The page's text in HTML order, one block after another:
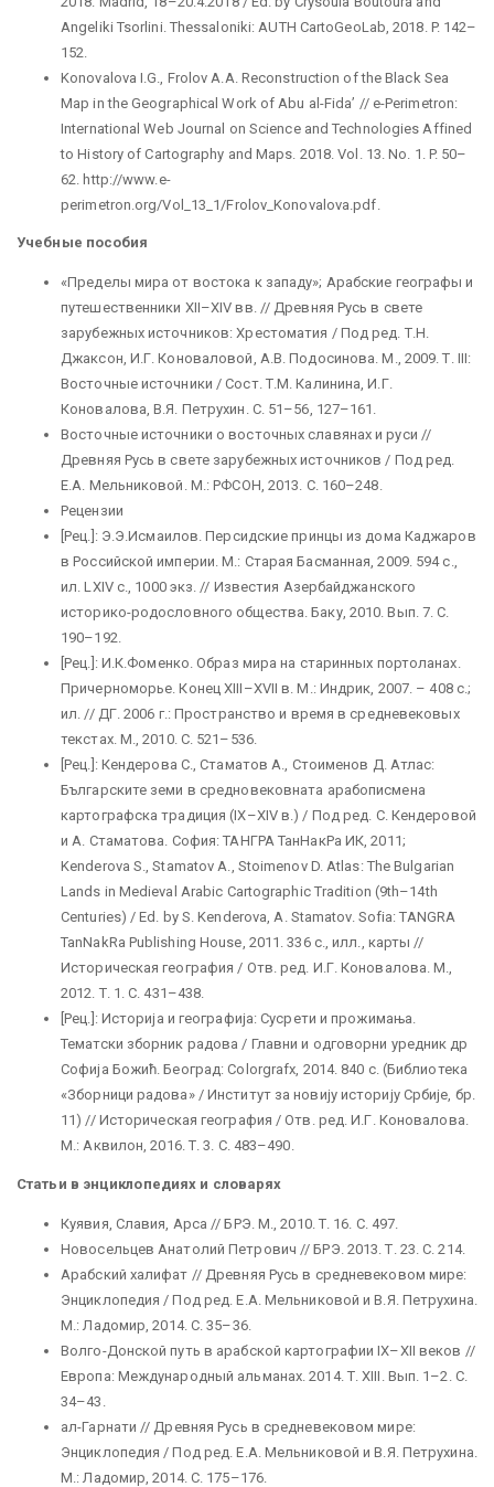
Angeliki Tsorlini. Thessaloniki: AUTH CartoGeoLab, 2018. P. 142–
152.
Konovalova I.G., Frolov A.A. Reconstruction of the Black Sea
Map in the Geographical Work of Abu al-Fida’ // e-Perimetron:
International Web Journal on Science and Technologies Affined
to History of Cartography and Maps. 2018. Vol. 13. No. 1. P. 50–
62. http://www.e-
perimetron.org/Vol_13_1/Frolov_Konovalova.pdf.
Учебные пособия
«Пределы мира от востока к западу»; Арабские географы и
путешественники XII–XIV вв. // Древняя Русь в свете
зарубежных источников: Хрестоматия / Под ред. Т.Н.
Джаксон, И.Г. Коноваловой, А.В. Подосинова. М., 2009. Т. III:
Восточные источники / Сост. Т.М. Калинина, И.Г.
Коновалова, В.Я. Петрухин. С. 51–56, 127–161.
Восточные источники о восточных славянах и руси //
Древняя Русь в свете зарубежных источников / Под ред.
Е.А. Мельниковой. М.: РФСОН, 2013. С. 160–248.
Рецензии
[Рец.]: Э.Э.Исмаилов. Персидские принцы из дома Каджаров
в Российской империи. М.: Старая Басманная, 2009. 594 с.,
ил. LXIV с., 1000 экз. // Известия Азербайджанского
историко-родословного общества. Баку, 2010. Вып. 7. С.
190–192.
[Рец.]: И.К.Фоменко. Образ мира на старинных портоланах.
Причерноморье. Конец XIII–XVII в. М.: Индрик, 2007. – 408 с.;
ил. // ДГ. 2006 г.: Пространство и время в средневековых
текстах. М., 2010. С. 521–536.
[Рец.]: Кендерова С., Стаматов А., Стоименов Д. Атлас:
Българските земи в средновековната арабописмена
картографска традиция (IX–XIV в.) / Под ред. С. Кендеровой
и А. Стаматова. София: ТАНГРА ТанНакРа ИК, 2011;
Kenderova S., Stamatov A., Stoimenov D. Atlas: The Bulgarian
Lands in Medieval Arabic Cartographic Tradition (9th–14th
Centuries) / Ed. by S. Kenderova, A. Stamatov. Sofia: TANGRA
TanNakRa Publishing House, 2011. 336 c., илл., карты //
Историческая география / Отв. ред. И.Г. Коновалова. М.,
2012. Т. 1. С. 431–438.
[Рец.]: Историjа и географиjа: Сусрети и прожимања.
Тематски зборник радова / Главни и одговорни уредник др
Софиjа Божиħ. Београд: Colorgrafx, 2014. 840 c. (Библиотека
«Зборници радова» / Институт за новиjу историjу Србиjе, бр.
11) // Историческая география / Отв. ред. И.Г. Коновалова.
М.: Аквилон, 2016. Т. 3. С. 483–490.
Статьи в энциклопедиях и словарях
Куявия, Славия, Арса // БРЭ. М., 2010. Т. 16. С. 497.
Новосельцев Анатолий Петрович // БРЭ. 2013. Т. 23. С. 214.
Арабский халифат // Древняя Русь в средневековом мире:
Энциклопедия / Под ред. Е.А. Мельниковой и В.Я. Петрухина.
М.: Ладомир, 2014. С. 35–36.
Волго-Донской путь в арабской картографии IX–XII веков //
Европа: Международный альманах. 2014. Т. XIII. Вып. 1–2. С.
34–43.
ал-Гарнати // Древняя Русь в средневековом мире:
Энциклопедия / Под ред. Е.А. Мельниковой и В.Я. Петрухина.
М.: Ладомир, 2014. С. 175–176.